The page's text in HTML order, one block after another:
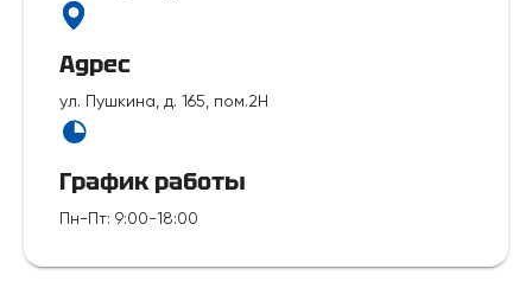
Адрес
ул. Пушкина, д. 165, пом.2Н
График работы
Пн-Пт: 9:00-18:00